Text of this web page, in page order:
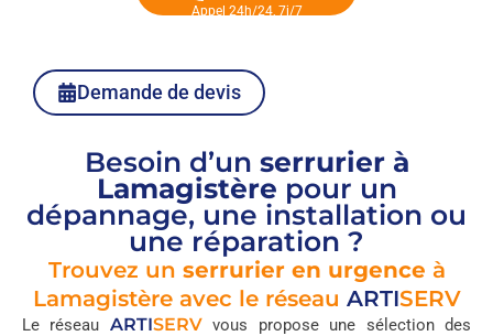
Appel 24h/24, 7j/7
Demande de devis
Besoin d’un serrurier à
Lamagistère pour un
dépannage, une installation ou
une réparation ?
Trouvez un serrurier en urgence à
Lamagistère avec le réseau ARTISERV
Le réseau ARTISERVvous propose une sélection des